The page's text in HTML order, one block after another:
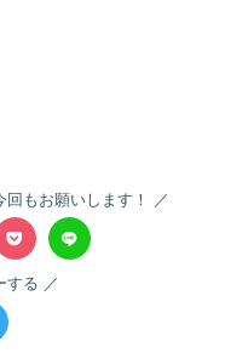
もお願いします！
する